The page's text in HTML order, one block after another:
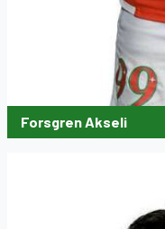
Forsgren Akseli